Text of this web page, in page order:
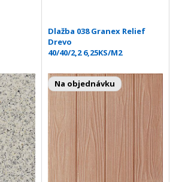
Dlažba 038 Granex Relief
Drevo
40/40/2,2 6,25KS/M2
Na objednávku